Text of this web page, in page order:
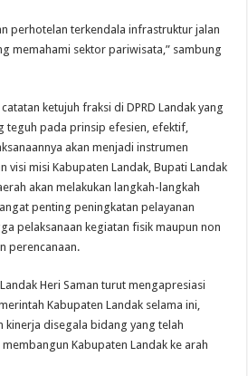
perhotelan terkendala infrastruktur jalan
memahami sektor pariwisata,” sambung
ketujuh fraksi di DPRD Landak yang
teguh pada prinsip efesien, efektif,
akan menjadi instrumen
visi misi Kabupaten Landak, Bupati Landak
akan melakukan langkah-langkah
penting peningkatan pelayanan
pelaksanaan kegiatan fisik maupun non
perencanaan.
Heri Saman turut mengapresiasi
Kabupaten Landak selama ini,
kinerja disegala bidang yang telah
Kabupaten Landak ke arah